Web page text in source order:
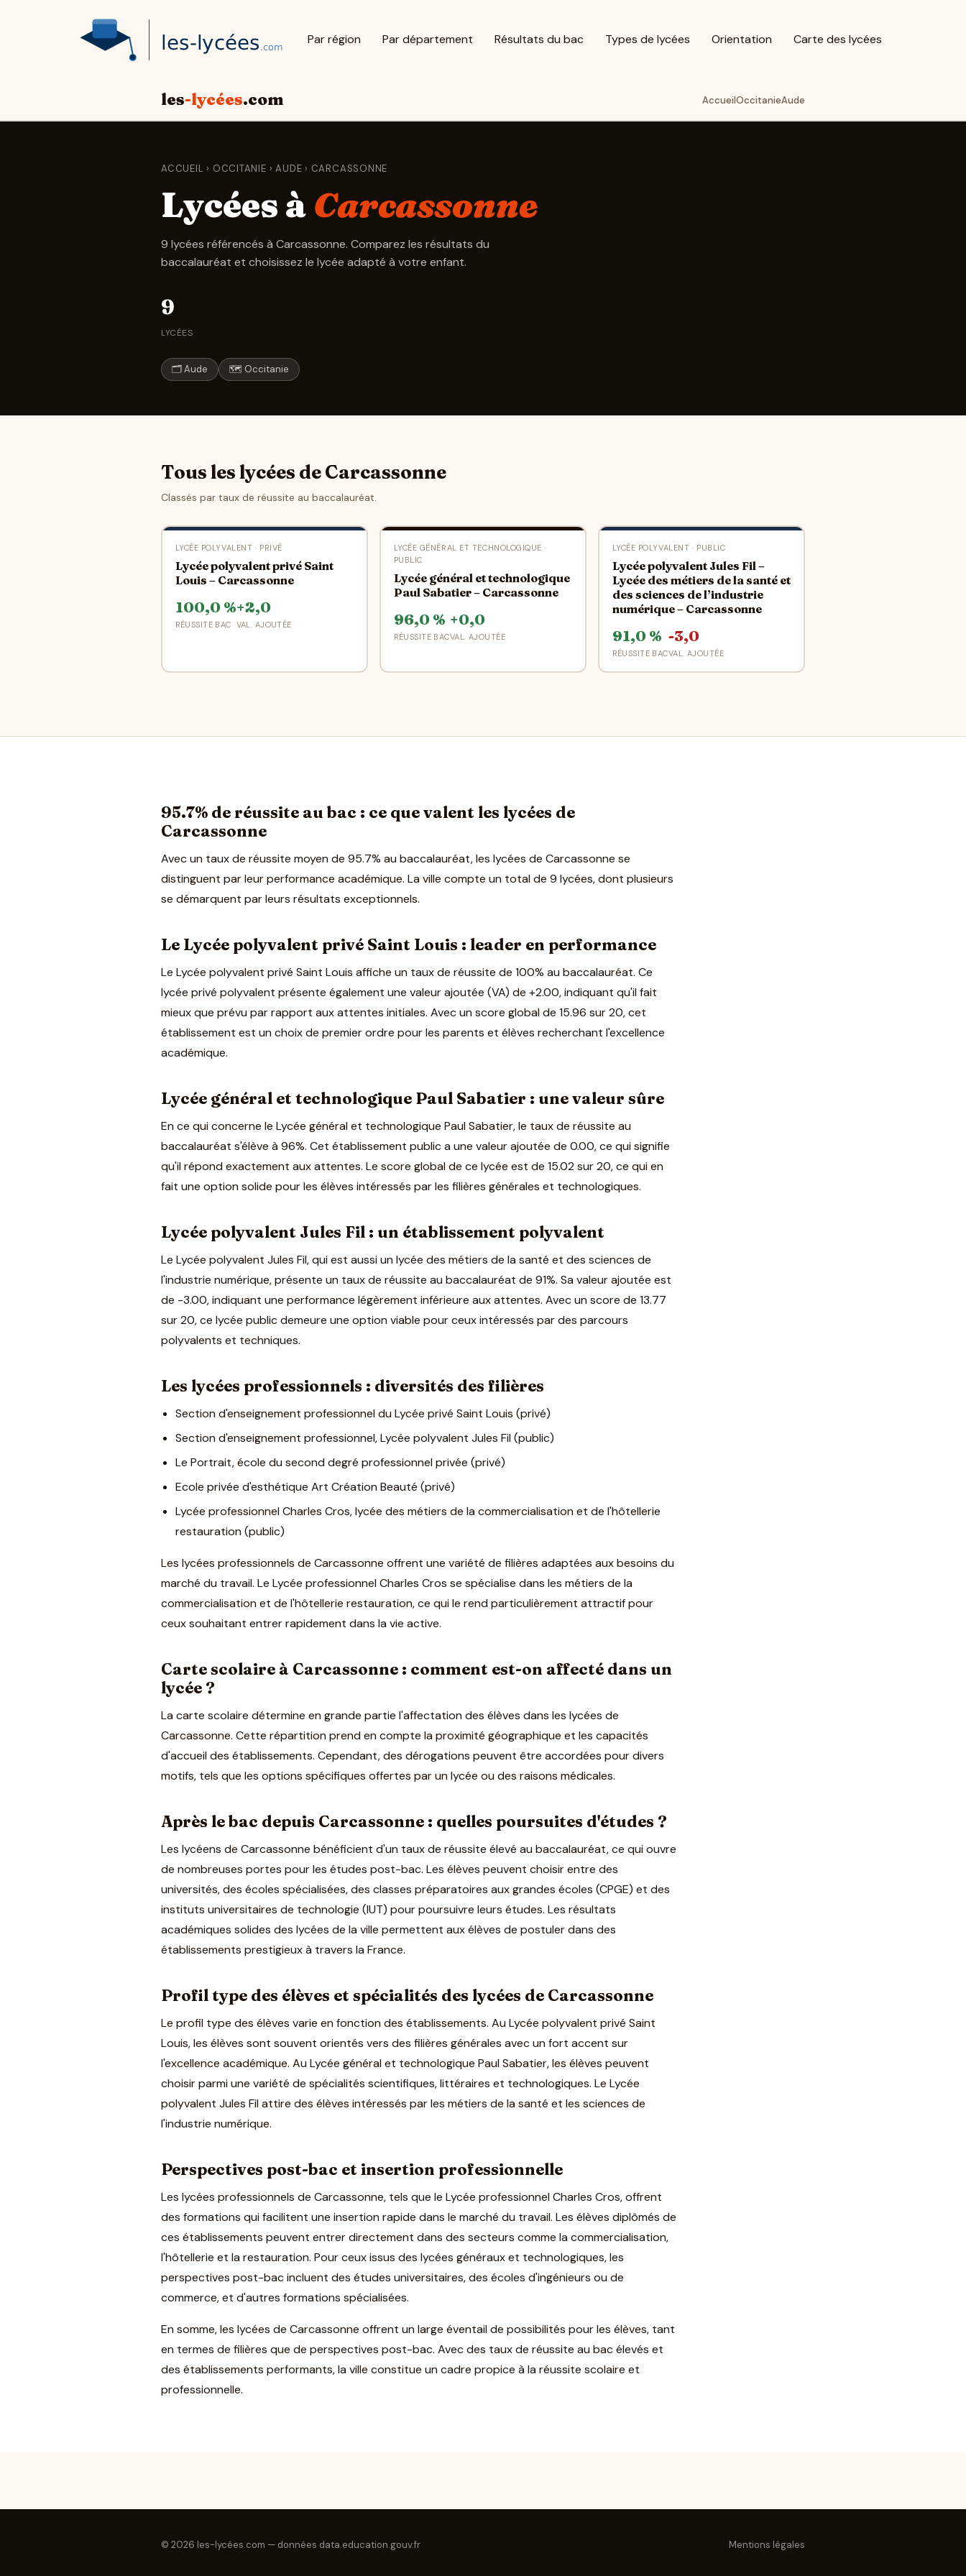
Par région Par département Résultats du bac Types de lycées Orientation Carte des lycées
les-lycées.com AccueilOccitanieAude
ACCUEIL › OCCITANIE ›AUDE › CARCASSONNE
Lycées à Carcassonne
9 lycées référencés à Carcassonne. Comparez les résultats du
baccalauréat et choisissez le lycée adapté à votre enfant.
9
LYCÉES
🗂 Aude 🗺 Occitanie
Tous les lycées de Carcassonne
Classés par taux de réussite au baccalauréat.
LYCÉE POLYVALENT · PRIVÉ
Lycée polyvalent privé Saint
Louis – Carcassonne
100,0 %
RÉUSSITE BAC
+2,0
VAL. AJOUTÉE
LYCÉE GÉNÉRAL ET TECHNOLOGIQUE ·
PUBLIC
Lycée général et technologique
Paul Sabatier – Carcassonne
96,0 %
RÉUSSITE BAC
+0,0
VAL. AJOUTÉE
LYCÉE POLYVALENT · PUBLIC
Lycée polyvalent Jules Fil –
Lycée des métiers de la santé et
des sciences de l’industrie
numérique – Carcassonne
91,0 %
RÉUSSITE BAC
-3,0
VAL. AJOUTÉE
95.7% de réussite au bac : ce que valent les lycées de
Carcassonne
Avec un taux de réussite moyen de 95.7% au baccalauréat, les lycées de Carcassonne se
distinguent par leur performance académique. La ville compte un total de 9 lycées, dont plusieurs
se démarquent par leurs résultats exceptionnels.
Le Lycée polyvalent privé Saint Louis : leader en performance
Le Lycée polyvalent privé Saint Louis affiche un taux de réussite de 100% au baccalauréat. Ce
lycée privé polyvalent présente également une valeur ajoutée (VA) de +2.00, indiquant qu'il fait
mieux que prévu par rapport aux attentes initiales. Avec un score global de 15.96 sur 20, cet
établissement est un choix de premier ordre pour les parents et élèves recherchant l'excellence
académique.
Lycée général et technologique Paul Sabatier : une valeur sûre
En ce qui concerne le Lycée général et technologique Paul Sabatier, le taux de réussite au
baccalauréat s'élève à 96%. Cet établissement public a une valeur ajoutée de 0.00, ce qui signifie
qu'il répond exactement aux attentes. Le score global de ce lycée est de 15.02 sur 20, ce qui en
fait une option solide pour les élèves intéressés par les filières générales et technologiques.
Lycée polyvalent Jules Fil : un établissement polyvalent
Le Lycée polyvalent Jules Fil, qui est aussi un lycée des métiers de la santé et des sciences de
l'industrie numérique, présente un taux de réussite au baccalauréat de 91%. Sa valeur ajoutée est
de -3.00, indiquant une performance légèrement inférieure aux attentes. Avec un score de 13.77
sur 20, ce lycée public demeure une option viable pour ceux intéressés par des parcours
polyvalents et techniques.
Les lycées professionnels : diversités des filières
Section d'enseignement professionnel du Lycée privé Saint Louis (privé)
Section d'enseignement professionnel, Lycée polyvalent Jules Fil (public)
Le Portrait, école du second degré professionnel privée (privé)
Ecole privée d'esthétique Art Création Beauté (privé)
Lycée professionnel Charles Cros, lycée des métiers de la commercialisation et de l'hôtellerie
restauration (public)
Les lycées professionnels de Carcassonne offrent une variété de filières adaptées aux besoins du
marché du travail. Le Lycée professionnel Charles Cros se spécialise dans les métiers de la
commercialisation et de l'hôtellerie restauration, ce qui le rend particulièrement attractif pour
ceux souhaitant entrer rapidement dans la vie active.
Carte scolaire à Carcassonne : comment est-on affecté dans un
lycée ?
La carte scolaire détermine en grande partie l'affectation des élèves dans les lycées de
Carcassonne. Cette répartition prend en compte la proximité géographique et les capacités
d'accueil des établissements. Cependant, des dérogations peuvent être accordées pour divers
motifs, tels que les options spécifiques offertes par un lycée ou des raisons médicales.
Après le bac depuis Carcassonne : quelles poursuites d'études ?
Les lycéens de Carcassonne bénéficient d'un taux de réussite élevé au baccalauréat, ce qui ouvre
de nombreuses portes pour les études post-bac. Les élèves peuvent choisir entre des
universités, des écoles spécialisées, des classes préparatoires aux grandes écoles (CPGE) et des
instituts universitaires de technologie (IUT) pour poursuivre leurs études. Les résultats
académiques solides des lycées de la ville permettent aux élèves de postuler dans des
établissements prestigieux à travers la France.
Profil type des élèves et spécialités des lycées de Carcassonne
Le profil type des élèves varie en fonction des établissements. Au Lycée polyvalent privé Saint
Louis, les élèves sont souvent orientés vers des filières générales avec un fort accent sur
l'excellence académique. Au Lycée général et technologique Paul Sabatier, les élèves peuvent
choisir parmi une variété de spécialités scientifiques, littéraires et technologiques. Le Lycée
polyvalent Jules Fil attire des élèves intéressés par les métiers de la santé et les sciences de
l'industrie numérique.
Perspectives post-bac et insertion professionnelle
Les lycées professionnels de Carcassonne, tels que le Lycée professionnel Charles Cros, offrent
des formations qui facilitent une insertion rapide dans le marché du travail. Les élèves diplômés de
ces établissements peuvent entrer directement dans des secteurs comme la commercialisation,
l'hôtellerie et la restauration. Pour ceux issus des lycées généraux et technologiques, les
perspectives post-bac incluent des études universitaires, des écoles d'ingénieurs ou de
commerce, et d'autres formations spécialisées.
En somme, les lycées de Carcassonne offrent un large éventail de possibilités pour les élèves, tant
en termes de filières que de perspectives post-bac. Avec des taux de réussite au bac élevés et
des établissements performants, la ville constitue un cadre propice à la réussite scolaire et
professionnelle.
© 2026 les-lycées.com — données data.education.gouv.fr Mentions légales